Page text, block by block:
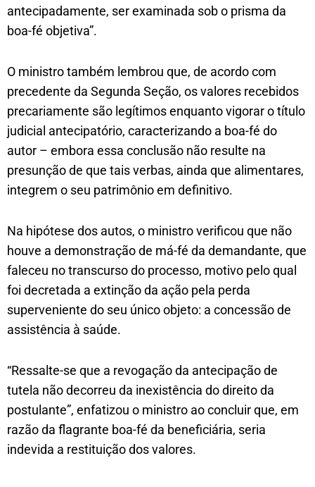
antecipadamente, ser examinada sob o prisma da
boa-fé objetiva”.
O ministro também lembrou que, de acordo com
precedente da Segunda Seção, os valores recebidos
precariamente são legítimos enquanto vigorar o título
judicial antecipatório, caracterizando a boa-fé do
autor – embora essa conclusão não resulte na
presunção de que tais verbas, ainda que alimentares,
integrem o seu patrimônio em definitivo.
Na hipótese dos autos, o ministro verificou que não
houve a demonstração de má-fé da demandante, que
faleceu no transcurso do processo, motivo pelo qual
foi decretada a extinção da ação pela perda
superveniente do seu único objeto: a concessão de
assistência à saúde.
“Ressalte-se que a revogação da antecipação de
tutela não decorreu da inexistência do direito da
postulante”, enfatizou o ministro ao concluir que, em
razão da flagrante boa-fé da beneficiária, seria
indevida a restituição dos valores.